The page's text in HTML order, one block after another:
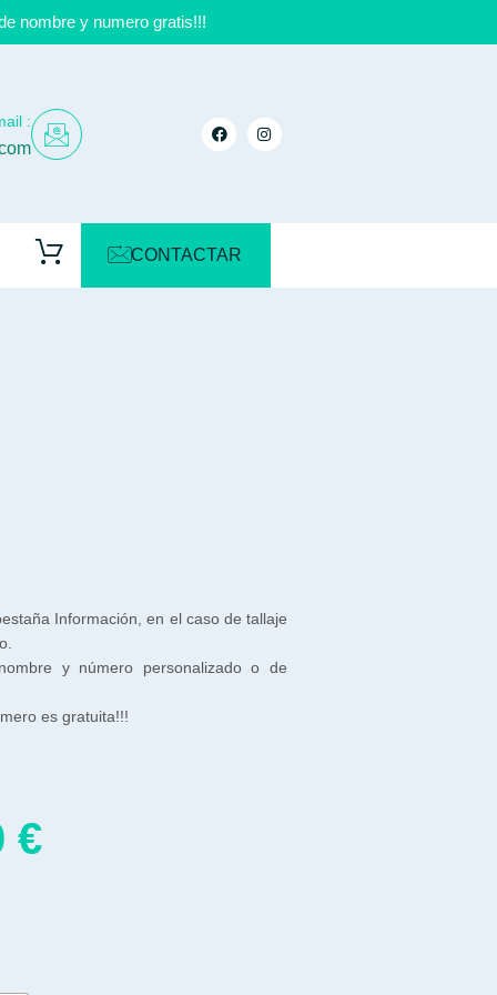
nombre y numero gratis!!!
:
CONTACTAR
Información, en el caso de tallaje
y número personalizado o de
es gratuita!!!
€